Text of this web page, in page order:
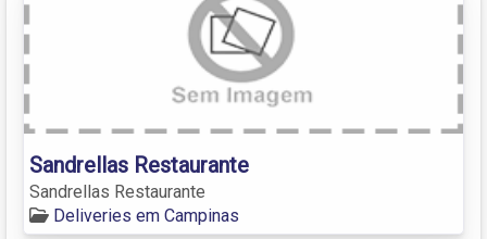
Sandrellas Restaurante
Sandrellas Restaurante
Deliveries em Campinas